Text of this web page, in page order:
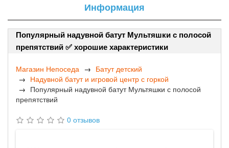
Информация
Популярный надувной батут Мультяшки с полосой
препятствий ✅ хорошие характеристики
Магазин Непоседа
Батут детский
Надувной батут и игровой центр с горкой
Популярный надувной батут Мультяшки с полосой
препятствий
0 отзывов